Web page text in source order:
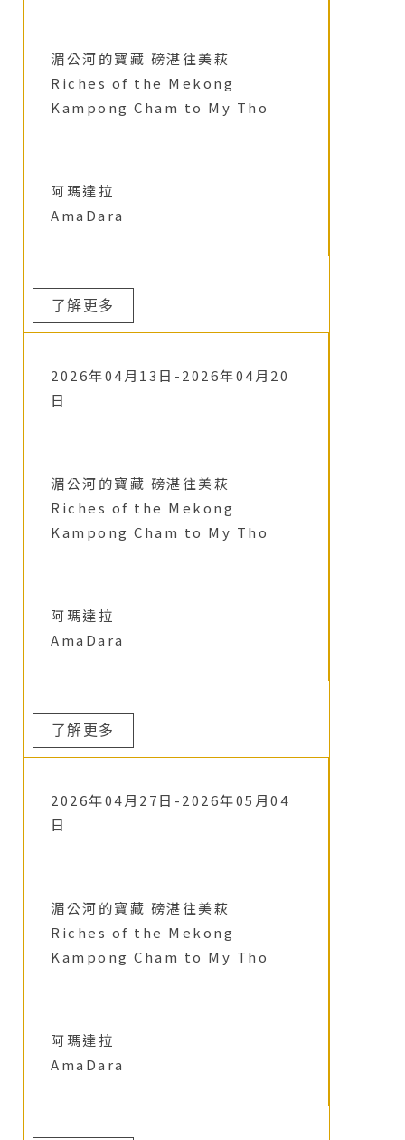
湄公河的寶藏 磅湛往美萩
Riches of the Mekong
Kampong Cham to My Tho
阿瑪達拉
AmaDara
了解更多
2026年04月13日-2026年04月20
日
湄公河的寶藏 磅湛往美萩
Riches of the Mekong
Kampong Cham to My Tho
阿瑪達拉
AmaDara
了解更多
2026年04月27日-2026年05月04
日
湄公河的寶藏 磅湛往美萩
Riches of the Mekong
Kampong Cham to My Tho
阿瑪達拉
AmaDara